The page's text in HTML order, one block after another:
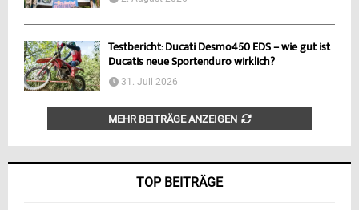
Testbericht: Ducati Desmo450 EDS – wie gut ist
Ducatis neue Sportenduro wirklich?
31. Juli 2026
MEHR BEITRÄGE ANZEIGEN
TOP BEITRÄGE